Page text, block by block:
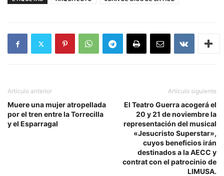
Artículo anterior
Muere una mujer atropellada
por el tren entre la Torrecilla
y el Esparragal
Artículo siguiente
El Teatro Guerra acogerá el
20 y 21 de noviembre la
representación del musical
«Jesucristo Superstar»,
cuyos beneficios irán
destinados a la AECC y
contrat con el patrocinio de
LIMUSA.